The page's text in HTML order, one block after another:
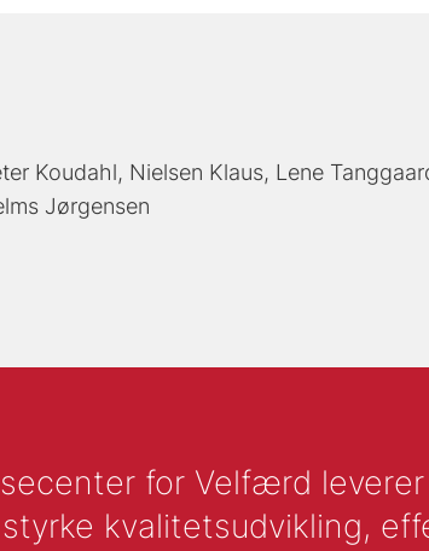
Koudahl Nielsen Klaus Lene
Jørgensen
for Velfærd
kvalitetsudvikling,